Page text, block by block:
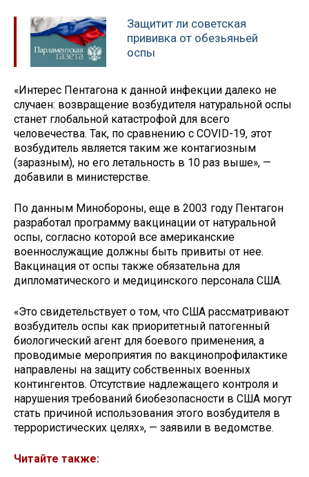
Защитит ли советская
прививка от обезьяньей
оспы
«Интерес Пентагона к данной инфекции далеко не
случаен: возвращение возбудителя натуральной оспы
станет глобальной катастрофой для всего
человечества. Так, по сравнению с COVID-19, этот
возбудитель является таким же контагиозным
(заразным), но его летальность в 10 раз выше», —
добавили в министерстве.
По данным Минобороны, еще в 2003 году Пентагон
разработал программу вакцинации от натуральной
оспы, согласно которой все американские
военнослужащие должны быть привиты от нее.
Вакцинация от оспы также обязательна для
дипломатического и медицинского персонала США.
«Это свидетельствует о том, что США рассматривают
возбудитель оспы как приоритетный патогенный
биологический агент для боевого применения, а
проводимые мероприятия по вакцинопрофилактике
направлены на защиту собственных военных
контингентов. Отсутствие надлежащего контроля и
нарушения требований биобезопасности в США могут
стать причиной использования этого возбудителя в
террористических целях», — заявили в ведомстве.
Читайте также: